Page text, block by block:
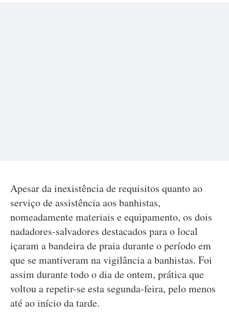
Apesar da inexistência de requisitos quanto ao
serviço de assistência aos banhistas,
nomeadamente materiais e equipamento, os dois
nadadores-salvadores destacados para o local
içaram a bandeira de praia durante o período em
que se mantiveram na vigilância a banhistas. Foi
assim durante todo o dia de ontem, prática que
voltou a repetir-se esta segunda-feira, pelo menos
até ao início da tarde.